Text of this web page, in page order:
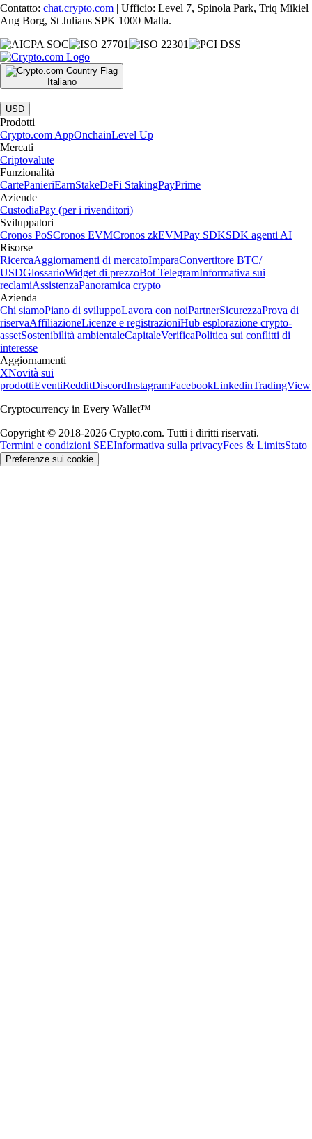
Contatto: chat.crypto.com | Ufficio: Level 7, Spinola Park, Triq Mikiel
Ang Borg, St Julians SPK 1000 Malta.
Italiano
|
USD
Prodotti
Crypto.com AppOnchainLevel Up
Mercati
Criptovalute
Funzionalità
CartePanieriEarnStakeDeFi StakingPayPrime
Aziende
CustodiaPay (per i rivenditori)
Sviluppatori
Cronos PoSCronos EVMCronos zkEVMPay SDKSDK agenti AI
Risorse
RicercaAggiornamenti di mercatoImparaConvertitore BTC/
USDGlossarioWidget di prezzoBot TelegramInformativa sui
reclamiAssistenzaPanoramica crypto
Azienda
Chi siamoPiano di sviluppoLavora con noiPartnerSicurezzaProva di
riservaAffiliazioneLicenze e registrazioniHub esplorazione crypto-
assetSostenibilità ambientaleCapitaleVerificaPolitica sui conflitti di
interesse
Aggiornamenti
XNovità sui
prodottiEventiRedditDiscordInstagramFacebookLinkedinTradingView
Cryptocurrency in Every Wallet™
Copyright © 2018-2026 Crypto.com. Tutti i diritti riservati.
Termini e condizioni SEEInformativa sulla privacyFees & LimitsStato
Preferenze sui cookie